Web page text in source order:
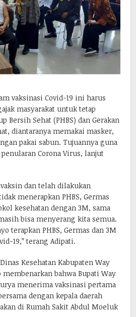
vaksinasi Covid-19 ini harus
masyarakat untuk tetap
Bersih Sehat (PHBS) dan Gerakan
diantaranya memakai masker,
pakai sabun. Tujuannya guna
Corona Virus, lanjut
dan telah dilakukan
menerapkan PHBS, Germas
kesehatan dengan 3M, sama
bisa menyerang kita semua.
terapkan PHBS, Germas dan 3M
19,” terang Adipati.
Kesehatan Kabupaten Way
membenarkan bahwa Bupati Way
menerima vaksinasi pertama
dengan kepala daerah
di Rumah Sakit Abdul Moeluk